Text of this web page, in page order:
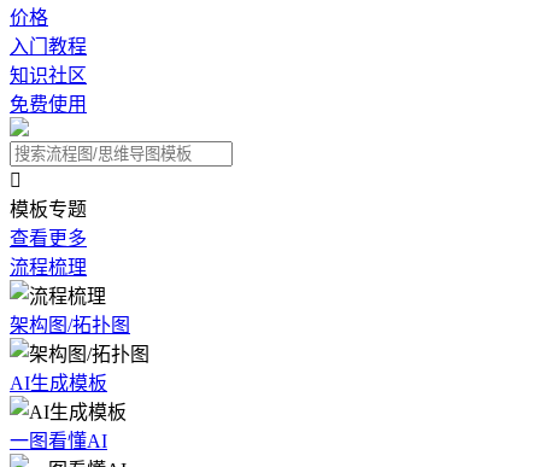
价格
入门教程
知识社区
免费使用

模板专题
查看更多
流程梳理
架构图/拓扑图
AI生成模板
一图看懂AI